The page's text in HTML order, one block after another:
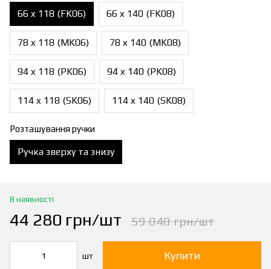
66 x 118 (FK06) 66 x 140 (FK08)
78 x 118 (MK06) 78 x 140 (MK08)
94 x 118 (PK06) 94 x 140 (PK08)
114 x 118 (SK06) 114 x 140 (SK08)
Розташування ручки
Ручка зверху та знизу
В наявності
44 280 грн/шт 59 040 грн/шт
шт Купити